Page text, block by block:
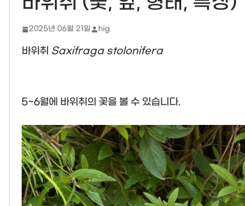
2025년 06월 21일 hig
바위취 Saxifraga stolonifera
5~6월에 바위취의 꽃을 볼 수 있습니다.